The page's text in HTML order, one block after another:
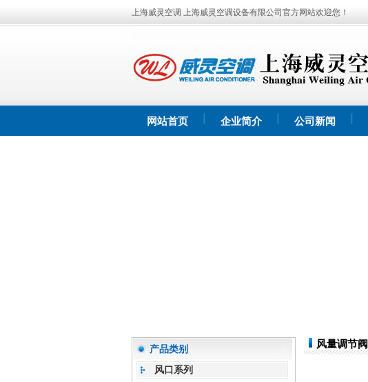
上海威灵空调 上海威灵空调设备有限公司官方网站欢迎您！
网站首页 企业简介 公司新闻
产品类别
风口系列
风量调节